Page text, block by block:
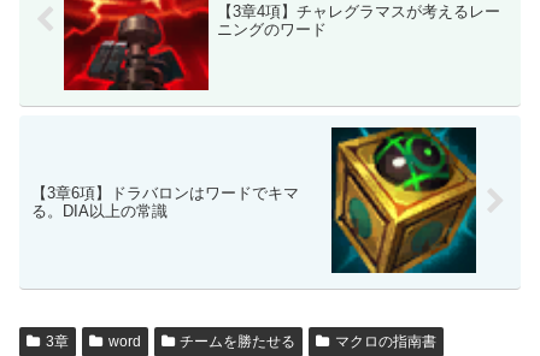
【3章4項】チャレグラマスが考えるレー
ニングのワード
【3章6項】ドラバロンはワードでキマ
る。DIA以上の常識
3章 word チームを勝たせる
マクロの指南書